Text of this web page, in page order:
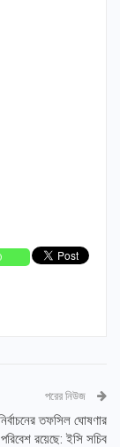
পরের নিউজ
তফসিল ঘোষণার
পরিবেশ রয়েছে: ইসি সচিব